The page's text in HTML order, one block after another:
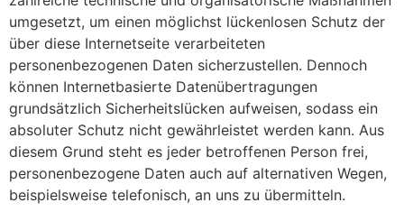
umgesetzt, um einen möglichst lückenlosen Schutz der
über diese Internetseite verarbeiteten
personenbezogenen Daten sicherzustellen. Dennoch
können Internetbasierte Datenübertragungen
grundsätzlich Sicherheitslücken aufweisen, sodass ein
absoluter Schutz nicht gewährleistet werden kann. Aus
diesem Grund steht es jeder betroffenen Person frei,
personenbezogene Daten auch auf alternativen Wegen,
beispielsweise telefonisch, an uns zu übermitteln.